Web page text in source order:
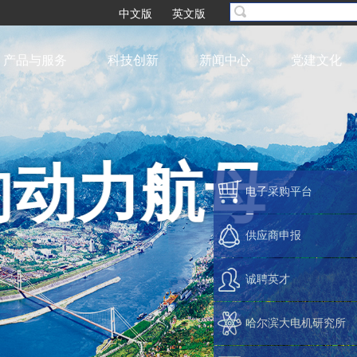
中文版 英文版
产品与服务 科技创新 新闻中心 党建文化
界提供动力
人类带来
Supply power to the world and bring light to
电子采购平台
供应商申报
诚聘英才
哈尔滨大电机研究所